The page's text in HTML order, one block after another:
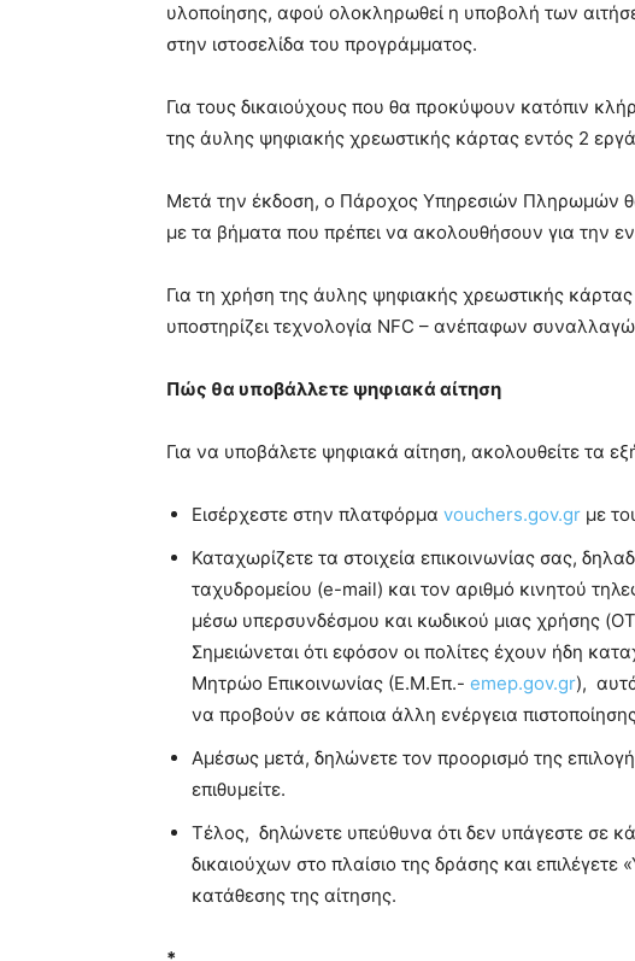
υλοποίησης, αφού ολοκληρωθεί η υποβολή των
στην ιστοσελίδα του προγράμματος.
Για τους δικαιούχους που θα προκύψουν κατόπιν
της άυλης ψηφιακής χρεωστικής κάρτας εντός 2
Μετά την έκδοση, ο Πάροχος Υπηρεσιών Πληρωμών
με τα βήματα που πρέπει να ακολουθήσουν για την
Για τη χρήση της άυλης ψηφιακής χρεωστικής
υποστηρίζει τεχνολογία NFC – ανέπαφων
Πώς θα υποβάλλετε ψηφιακά αίτηση
Για να υποβάλετε ψηφιακά αίτηση, ακολουθείτε τα
Εισέρχεστε στην πλατφόρμα vouchers.gov.gr με
Καταχωρίζετε τα στοιχεία επικοινωνίας σας,
ταχυδρομείου (e-mail) και τον αριθμό κινητού
μέσω υπερσυνδέσμου και κωδικού μιας χρήσης
Σημειώνεται ότι εφόσον οι πολίτες έχουν ήδη
Μητρώο Επικοινωνίας (Ε.Μ.Επ.- emep.gov.gr),
να προβούν σε κάποια άλλη ενέργεια
Αμέσως μετά, δηλώνετε τον προορισμό της
επιθυμείτε.
Τέλος, δηλώνετε υπεύθυνα ότι δεν υπάγεστε σε
δικαιούχων στο πλαίσιο της δράσης και
κατάθεσης της αίτησης.